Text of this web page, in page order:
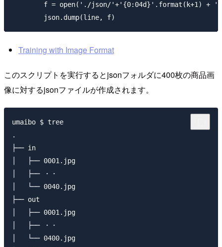
f = open('./json/'+'{0:04d}'.format(k+1) +
Training with Image Format
このスクリプトを実行するとjsonフォルダに400枚の商品画
像に対するjsonファイルが作成されます。
umaibo $ tree
.
├── in
│   ├── 0001.jpg
│   ├── ・・
│   └── 0040.jpg
├── out
│   ├── 0001.jpg
│   ├── ・・
│   └── 0400.jpg